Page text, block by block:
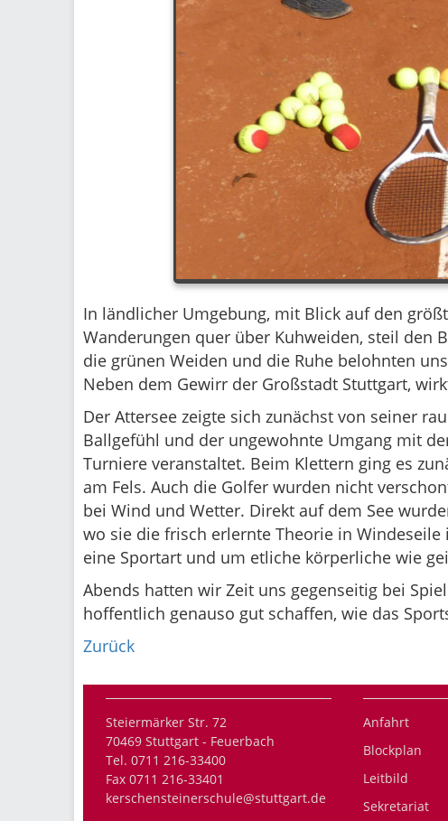
In ländlicher Umgebung, mit Blick auf den
Wanderungen quer über Kuhweiden, steil den
die grünen Weiden und die Ruhe belohnten
Neben dem Gewirr der Großstadt Stuttgart,
Der Attersee zeigte sich zunächst von seiner
Ballgefühl und der ungewohnte Umgang mit
Turniere veranstaltet. Beim Klettern ging es
am Fels. Auch die Golfer wurden nicht
bei Wind und Wetter. Direkt auf dem See
wo sie die frisch erlernte Theorie in
eine Sportart und um etliche körperliche wie
Abends hatten wir Zeit uns gegenseitig bei
hoffentlich genauso gut schaffen, wie das
Zurück
Steiermärker Str. 72
70469 Stuttgart - Feuerbach
Tel. 0711 216-33400
Fax 0711 216-33401
kerschensteinerschule@stuttgart.de
Anfahrt
Blockplan
Leitbild
Sekretariat